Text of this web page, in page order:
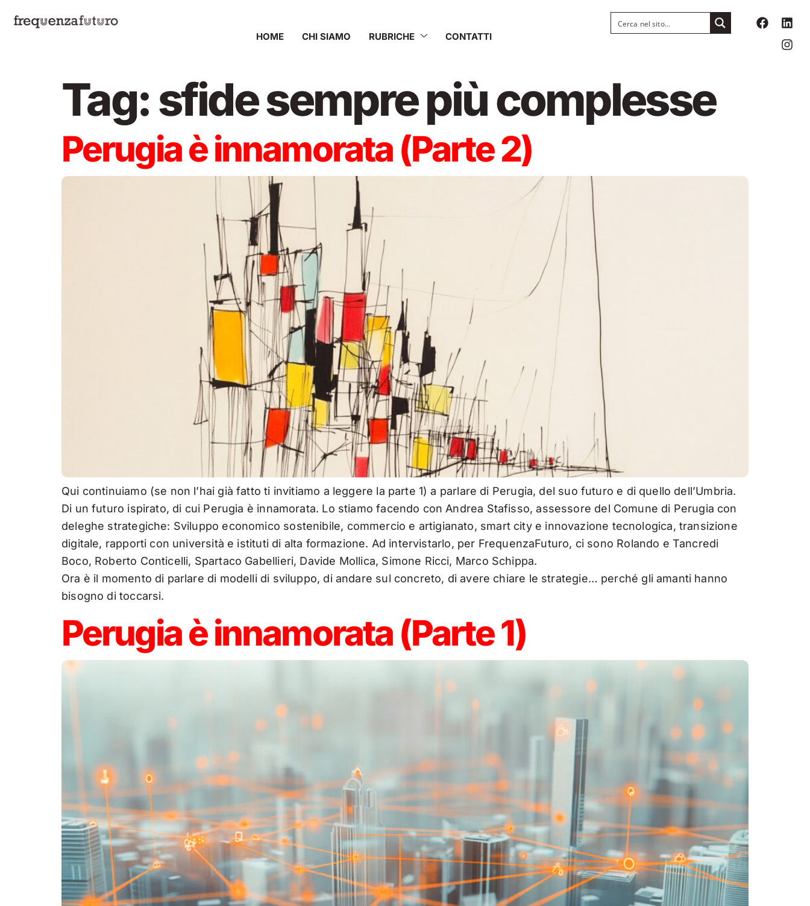
HOME CHI SIAMO RUBRICHE CONTATTI
Tag:sfide sempre più complesse
Perugia è innamorata (Parte 2)
Qui continuiamo (se non l’hai già fatto ti invitiamo a leggere la parte 1) a parlare di Perugia, del suo futuro e di quello dell’Umbria.
Di un futuro ispirato, di cui Perugia è innamorata. Lo stiamo facendo con Andrea Stafisso, assessore del Comune di Perugia con
deleghe strategiche: Sviluppo economico sostenibile, commercio e artigianato, smart city e innovazione tecnologica, transizione
digitale, rapporti con università e istituti di alta formazione. Ad intervistarlo, per FrequenzaFuturo, ci sono Rolando e Tancredi
Boco, Roberto Conticelli, Spartaco Gabellieri, Davide Mollica, Simone Ricci, Marco Schippa.
Ora è il momento di parlare di modelli di sviluppo, di andare sul concreto, di avere chiare le strategie… perché gli amanti hanno
bisogno di toccarsi.
Perugia è innamorata (Parte 1)